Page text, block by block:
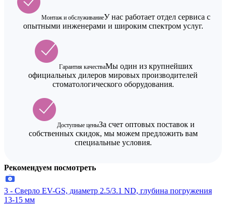
Монтаж и обслуживаниеУ нас работает отдел сервиса с
опытными инженерами и широким спектром услуг.
Гарантия качестваМы один из крупнейших
официальных дилеров мировых производителей
стоматологического оборудования.
Доступные ценыЗа счет оптовых поставок и
собственных скидок, мы можем предложить вам
специальные условия.
Рекомендуем посмотреть
3 - Сверло EV-GS, диаметр 2.5/3.1 ND, глубина погружения
13-15 мм